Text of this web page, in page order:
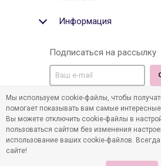
Информация
Подписаться на рассылку
Мы в социальных медиа:
©2011-2026 Все права
Мы используем cookie-файлы, чтобы
помогает показывать вам самые
Вы можете отключить cookie-файлы в
пользоваться сайтом без изменения
использование ваших cookie-файлов.
сайте!